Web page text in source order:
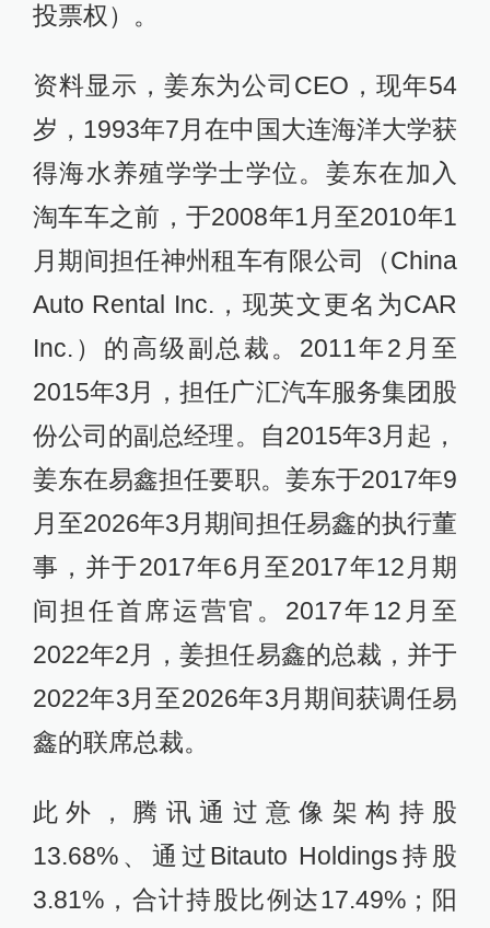
投票权）。
资料显示，姜东为公司CEO，现年54
岁，1993年7月在中国大连海洋大学获
得海水养殖学学士学位。姜东在加入
淘车车之前，于2008年1月至2010年1
月期间担任神州租车有限公司（China
Auto Rental Inc.，现英文更名为CAR
Inc.）的高级副总裁。2011年2月至
2015年3月，担任广汇汽车服务集团股
份公司的副总经理。自2015年3月起，
姜东在易鑫担任要职。姜东于2017年9
月至2026年3月期间担任易鑫的执行董
事，并于2017年6月至2017年12月期
间担任首席运营官。2017年12月至
2022年2月，姜担任易鑫的总裁，并于
2022年3月至2026年3月期间获调任易
鑫的联席总裁。
此外，腾讯通过意像架构持股
13.68%、通过Bitauto Holdings持股
3.81%，合计持股比例达17.49%；阳